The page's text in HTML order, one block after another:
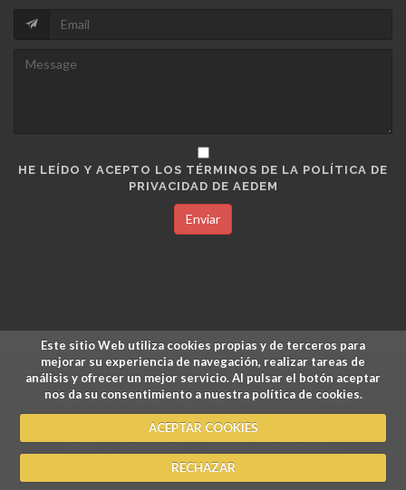
HE LEÍDO Y ACEPTO LOS TÉRMINOS DE LA POLÍTICA DE
PRIVACIDAD DE AEDEM
Enviar
Copyrights © Academia Europea de Dirección y Economía de la
Empresa.
Inicio / Aviso Legal / Política de Privacidad /
Política de Cookies / Pagos y Devoluciones
Este sitio Web utiliza cookies propias y de terceros para
mejorar su experiencia de navegación, realizar tareas de
análisis y ofrecer un mejor servicio. Al pulsar el botón aceptar
nos da su consentimiento a nuestra política de cookies.
ACEPTAR COOKIES
RECHAZAR